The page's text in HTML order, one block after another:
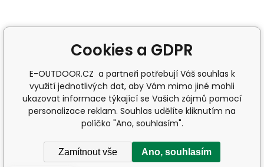
Cookies a GDPR
E-OUTDOOR.CZ a partneři potřebují Váš souhlas k
využití jednotlivých dat, aby Vám mimo jiné mohli
ukazovat informace týkající se Vašich zájmů pomocí
personalizace reklam. Souhlas udělíte kliknutím na
políčko "Ano, souhlasím".
Zamítnout vše Ano, souhlasím